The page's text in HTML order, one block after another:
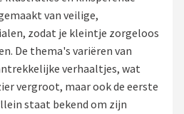
van veilige,
zodat je kleintje zorgeloos
De thema's variëren van
verhaaltjes, wat
vergroot, maar ook de eerste
staat bekend om zijn